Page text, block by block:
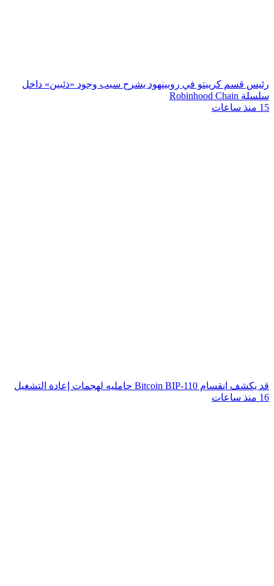
رئيس قسم كريبتو في روبينهود يشرح سبب وجود «ذئبين» داخل
سلسلة Robinhood Chain
15 منذ ساعات
قد يكشف انقسام Bitcoin BIP-110 حامليه لهجمات إعادة التشغيل
16 منذ ساعات